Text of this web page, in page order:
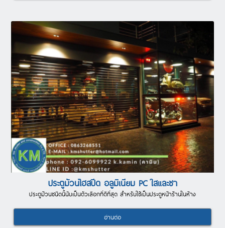
ประตูม้วนไฮสปีด อลูมิเนียม PC ใสและชา
ประตูม้วนชนิดนี้นับเป็นตัวเลือกที่ดีที่สุด สำหรับใช้เป็นประตูหน้าร้านในห้าง
อ่านต่อ